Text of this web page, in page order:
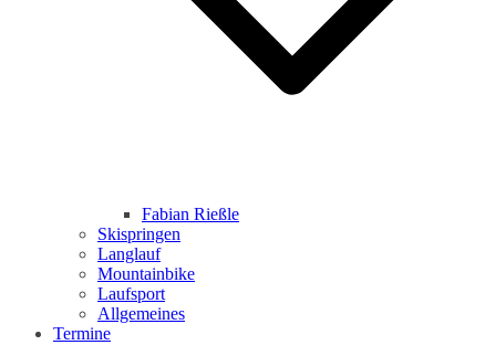
Fabian Rießle
Skispringen
Langlauf
Mountainbike
Laufsport
Allgemeines
Termine